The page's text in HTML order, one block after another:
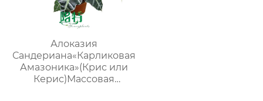
Алоказия
Сандериана«Карликовая
Амазоника»(Крис или
Керис)Массовая